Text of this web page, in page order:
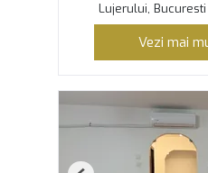
Lujerului, Bucuresti
Vezi mai